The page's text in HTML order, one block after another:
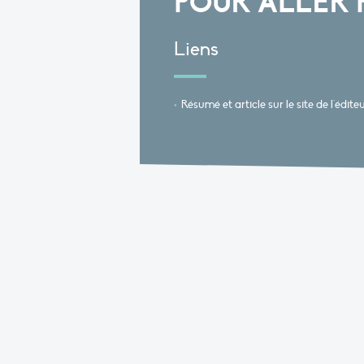
Liens
Résumé et article sur le site de